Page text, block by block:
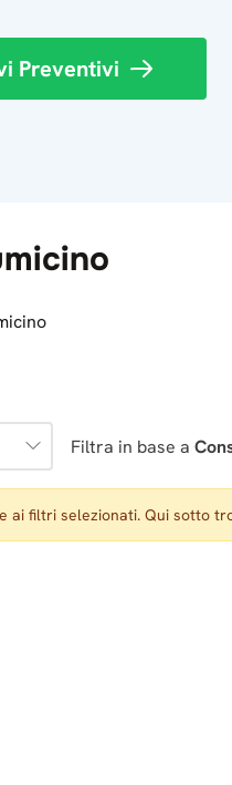
Preventivi
Filtra in base a
ai filtri selezionati. Qui sotto